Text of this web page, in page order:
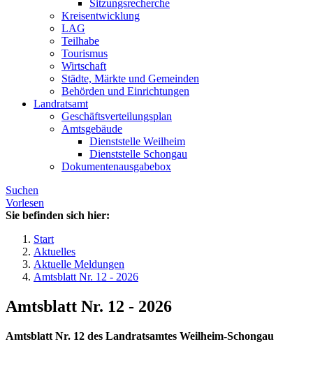
Sitzungsrecherche
Kreisentwicklung
LAG
Teilhabe
Tourismus
Wirtschaft
Städte, Märkte und Gemeinden
Behörden und Einrichtungen
Landratsamt
Geschäftsverteilungsplan
Amtsgebäude
Dienststelle Weilheim
Dienststelle Schongau
Dokumentenausgabebox
Suchen
Vorlesen
Sie befinden sich hier:
Start
Aktuelles
Aktuelle Meldungen
Amtsblatt Nr. 12 - 2026
Amtsblatt Nr. 12 - 2026
Amtsblatt Nr. 12 des Landratsamtes Weilheim-Schongau